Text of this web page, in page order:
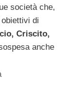
società che,
di
Criscito,
anche